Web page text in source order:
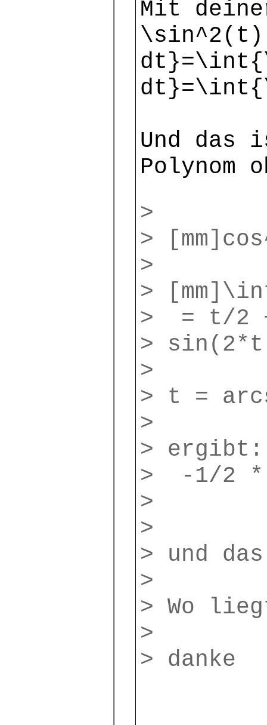
Mit
Und das
Polynom
>
>
>
>
> = t/2
>
>
> t =
>
> ergibt:
> -1/2 *
>
>
> und
>
> Wo
>
> danke